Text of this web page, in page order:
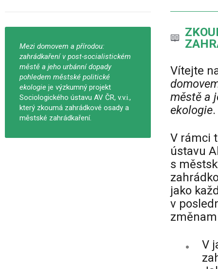
Vítejte
městě a
ekologie.
V rámci
ústavu
s
jako
v
V
Mezi domovem a přírodou:
zahrádkaření v post-socialistickém
městě a jeho urbánní dopady
pohledem městské politické
ekologie je výzkumný projekt
Sociologického ústavu AV ČR, v.v.i.,
který zkoumá zahrádkové osady a
městské zahrádkaření.